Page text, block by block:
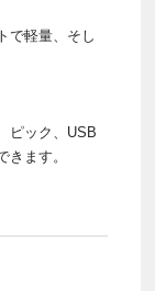
で軽量、そし
ピック、USB
ます。